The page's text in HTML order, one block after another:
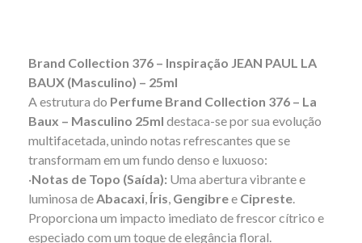
Brand Collection 376 – Inspiração JEAN PAUL LA
BAUX (Masculino) – 25ml
A estrutura do Perfume Brand Collection 376 – La
Baux – Masculino 25ml destaca-se por sua evolução
multifacetada, unindo notas refrescantes que se
transformam em um fundo denso e luxuoso:
·Notas de Topo (Saída): Uma abertura vibrante e
luminosa deAbacaxi, Íris, Gengibree Cipreste.
Proporciona um impacto imediato de frescor cítrico e
especiado com um toque de elegância floral.